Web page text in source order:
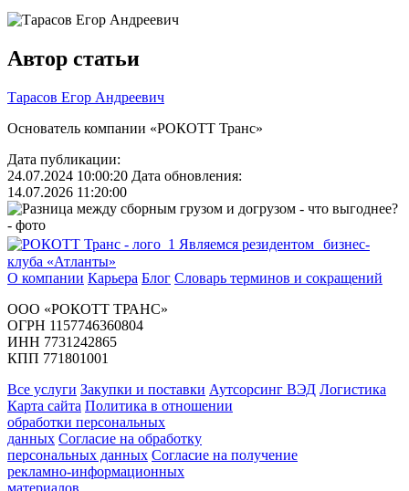
Автор статьи
Тарасов Егор Андреевич
Основатель компании «РОКОТТ Транс»
Дата публикации:
24.07.2024 10:00:20 Дата обновления:
14.07.2026 11:20:00
Являемся резидентом бизнес-
клуба «Атланты»
О компании Карьера Блог Словарь терминов и сокращений
ООО «РОКОТТ ТРАНС»
ОГРН 1157746360804
ИНН 7731242865
КПП 771801001
Все услуги Закупки и поставки Аутсорсинг ВЭД Логистика
Карта сайта Политика в отношении
обработки персональных
данных Согласие на обработку
персональных данных Согласие на получение
рекламно-информационных
материалов